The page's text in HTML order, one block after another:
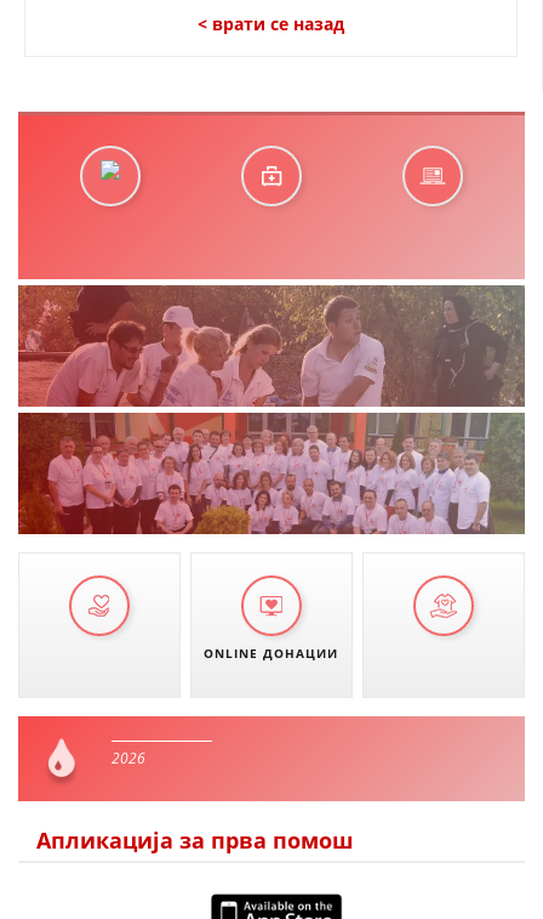
ПРИРАЧНИЦИ
СТРАТЕГИИ
БРОШУРИ
ПОСТЕРИ
ПРЕЗЕНТАЦИИ
< врати се назад
ONLINE ДОНАЦИИ
2026
Апликација за прва помош